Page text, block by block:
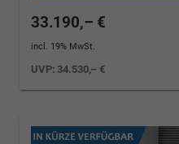
33.190,– €
incl. 19% MwSt.
UVP: 34.530,– €